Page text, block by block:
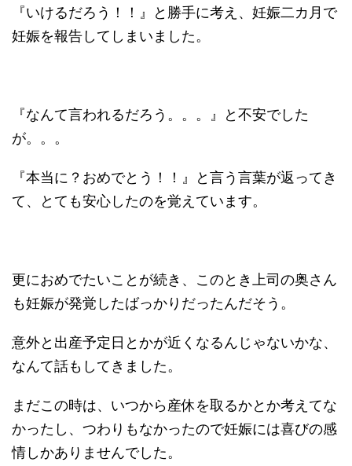
『いけるだろう！！』と勝手に考え、妊娠二カ月で
妊娠を報告してしまいました。
『なんて言われるだろう。。。』と不安でした
が。。。
『本当に？おめでとう！！』と言う言葉が返ってき
て、とても安心したのを覚えています。
更におめでたいことが続き、このとき上司の奥さん
も妊娠が発覚したばっかりだったんだそう。
意外と出産予定日とかが近くなるんじゃないかな、
なんて話もしてきました。
まだこの時は、いつから産休を取るかとか考えてな
かったし、つわりもなかったので妊娠には喜びの感
情しかありませんでした。